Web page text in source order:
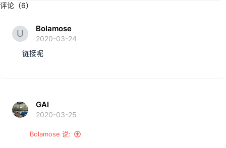
评论（6）
Bolamose
2020-03-24
链接呢
GAI
2020-03-25
Bolamose 说: